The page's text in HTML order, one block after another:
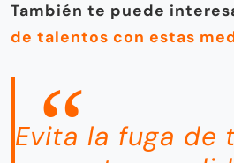
También te puede
de talentos con estas
Evita la fuga de